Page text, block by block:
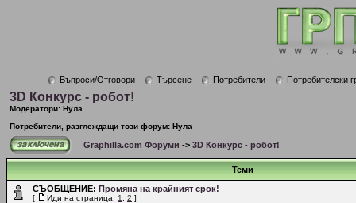
Въпроси/Отговори Търсене Потребители Потребителски
3D Конкурс - робот!
Модератори: Нула
Потребители, разглеждащи този форум: Нула
Graphilla.com Форуми -> 3D Конкурс - робот!
Теми
СЪОБЩЕНИЕ: Промяна на крайният срок!
[ Иди на страница: 1 2 ]